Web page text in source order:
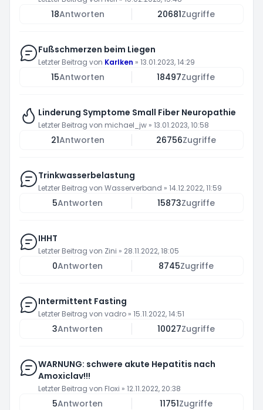
18Antworten 20681Zugriffe
Fußschmerzen beim Liegen
Letzter Beitrag von Karlken » 13.01.2023, 14:29
15Antworten 18497Zugriffe
Linderung Symptome Small Fiber Neuropathie
Letzter Beitrag von michael_jw » 13.01.2023, 10:58
21Antworten 26756Zugriffe
Trinkwasserbelastung
Letzter Beitrag von Wasserverband » 14.12.2022, 11:59
5Antworten 15873Zugriffe
IHHT
Letzter Beitrag von Zini » 28.11.2022, 18:05
0Antworten 8745Zugriffe
Intermittent Fasting
Letzter Beitrag von vadro » 15.11.2022, 14:51
3Antworten 10027Zugriffe
WARNUNG: schwere akute Hepatitis nach
Amoxiclav!!!
Letzter Beitrag von Floxi » 12.11.2022, 20:38
5Antworten 11751Zugriffe